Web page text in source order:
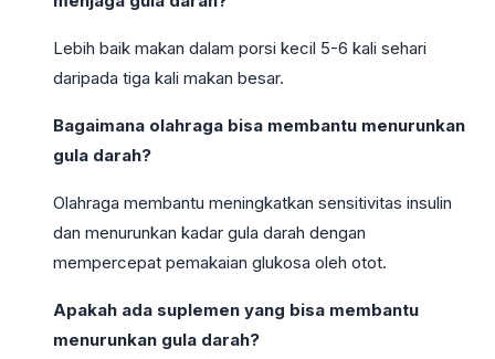
Lebih baik makan dalam porsi kecil 5-6 kali sehari
daripada tiga kali makan besar.
Bagaimana olahraga bisa membantu menurunkan
gula darah?
Olahraga membantu meningkatkan sensitivitas insulin
dan menurunkan kadar gula darah dengan
mempercepat pemakaian glukosa oleh otot.
Apakah ada suplemen yang bisa membantu
menurunkan gula darah?